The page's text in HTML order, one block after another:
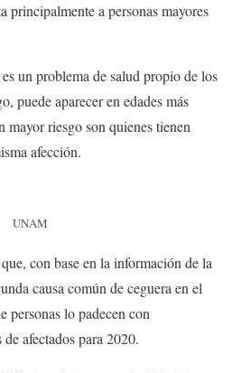
principalmente a personas mayores
un problema de salud propio de los
puede aparecer en edades más
mayor riesgo son quienes tienen
afección.
UNAM
con base en la información de la
causa común de ceguera en el
personas lo padecen con
afectados para 2020.